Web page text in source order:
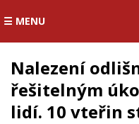
☰ MENU
Nalezení
řešitelným
lidí. 10 vteřin